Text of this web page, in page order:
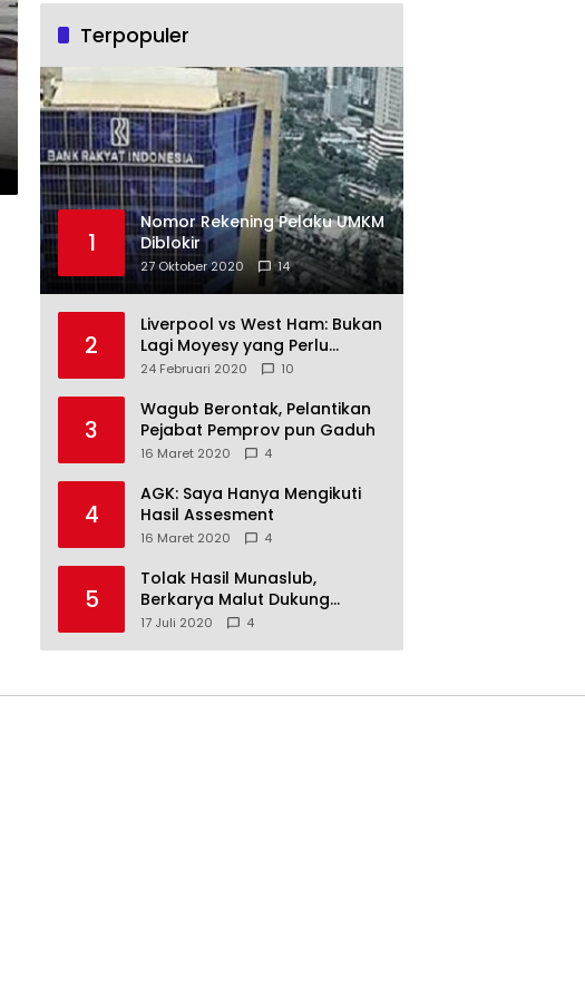
Terpopuler
1
Nomor Rekening Pelaku UMKM
Diblokir
27 Oktober 2020 14
2
Liverpool vs West Ham: Bukan
Lagi Moyesy yang Perlu
Ditakuti
24 Februari 2020 10
3
Wagub Berontak, Pelantikan
Pejabat Pemprov pun Gaduh
16 Maret 2020 4
4
AGK: Saya Hanya Mengikuti
Hasil Assesment
16 Maret 2020 4
5
Tolak Hasil Munaslub,
Berkarya Malut Dukung
Tommy Soeharto
17 Juli 2020 4